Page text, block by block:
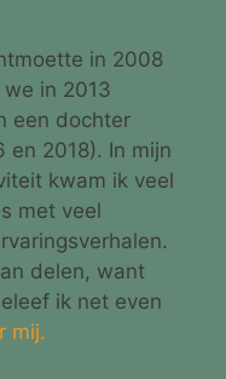
in 2008
in 2013
een dochter
en 2018). In mijn
kwam ik veel
met veel
delen, want
ik net even
mij.